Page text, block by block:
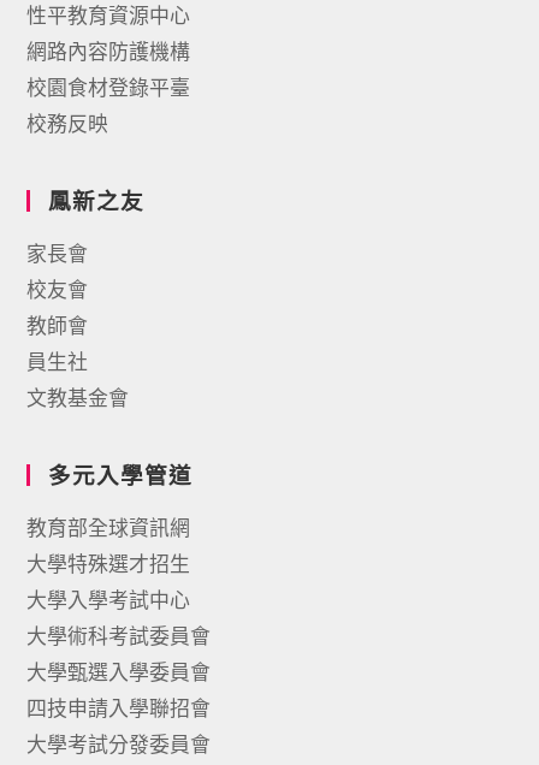
性平教育資源中心
網路內容防護機構
校園食材登錄平臺
校務反映
鳳新之友
家長會
校友會
教師會
員生社
文教基金會
多元入學管道
教育部全球資訊網
大學特殊選才招生
大學入學考試中心
大學術科考試委員會
大學甄選入學委員會
四技申請入學聯招會
大學考試分發委員會